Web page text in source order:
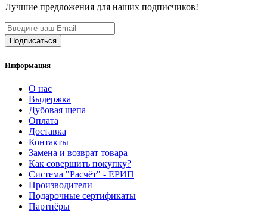
Лучшие предложения для наших подписчиков!
Информация
О нас
Выдержка
Дубовая щепа
Оплата
Доставка
Контакты
Замена и возврат товара
Как совершить покупку?
Система "Расчёт" - ЕРИП
Производители
Подарочные сертификаты
Партнёры